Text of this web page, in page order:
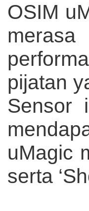
OSIM
pijatan
Sensor
uMagic
serta